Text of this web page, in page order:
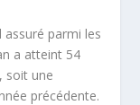
assuré parmi les
a atteint 54
soit une
précédente.